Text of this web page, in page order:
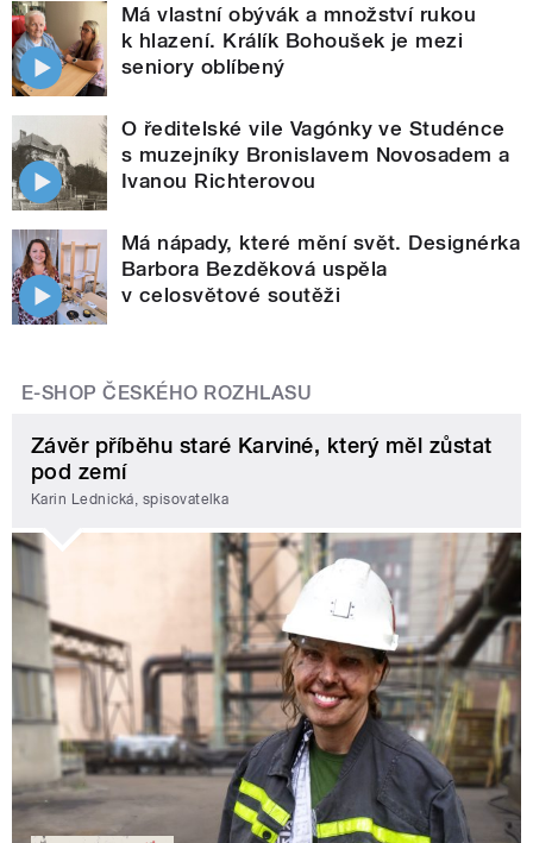
Má vlastní obývák a množství rukou
k hlazení. Králík Bohoušek je mezi
seniory oblíbený
O ředitelské vile Vagónky ve Studénce
s muzejníky Bronislavem Novosadem a
Ivanou Richterovou
Má nápady, které mění svět. Designérka
Barbora Bezděková uspěla
v celosvětové soutěži
E-SHOP ČESKÉHO ROZHLASU
Závěr příběhu staré Karviné, který měl zůstat
pod zemí
Karin Lednická, spisovatelka